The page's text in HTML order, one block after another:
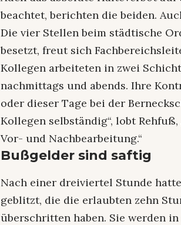
beachtet, berichten die beiden.
Die vier Stellen beim städtische
besetzt, freut sich
Kollegen arbeiteten in zwei
nachmittags und abends. Ihre
oder dieser Tage bei der
Kollegen selbständig“, lobt
Vor- und Nachbearbeitung.“
Bußgelder sind saftig
Nach einer dreiviertel Stunde
geblitzt, die die erlaubten zehn
überschritten haben. Sie werden